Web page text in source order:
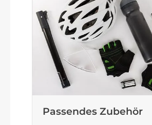
Shimano
Steuersatz
ACROS AICR internal 1.1/8"-1.5"
Sattel
Selle Royal Lookin+
Passendes Zubehör